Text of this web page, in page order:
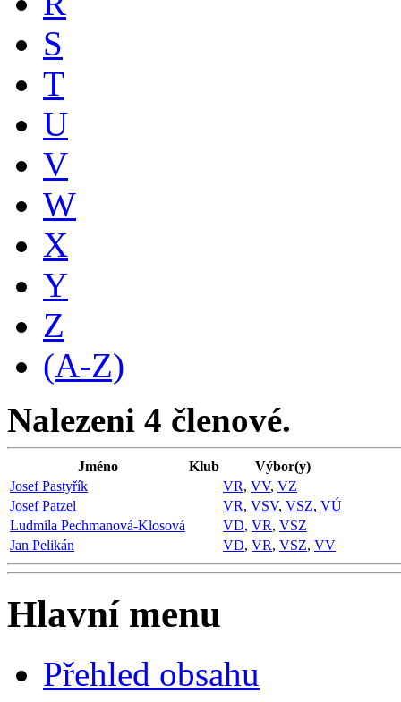
S
T
U
V
W
X
Y
Z
(A-Z)
Nalezeni 4 členové.
Jméno Klub
Výbor(y)
Josef Pastyřík
VR, VV, VZ
Josef Patzel
VR, VSV, VSZ, VÚ
Ludmila Pechmanová-Klosová
VD, VR, VSZ
Jan Pelikán
VD, VR, VSZ, VV
Hlavní menu
Přehled obsahu